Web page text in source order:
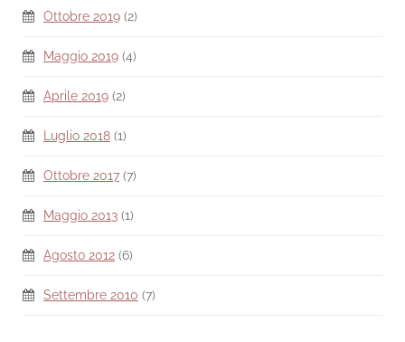
Ottobre 2019 (2)
Maggio 2019 (4)
Aprile 2019 (2)
Luglio 2018 (1)
Ottobre 2017 (7)
Maggio 2013 (1)
Agosto 2012 (6)
Settembre 2010 (7)